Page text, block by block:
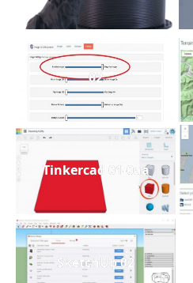
02
Tinkercad 01-0aa
SketchUp 02